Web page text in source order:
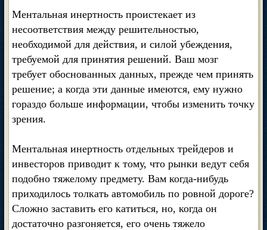
Ментальная инертность проистекает из
несоответствия между решительностью,
необходимой для действия, и силой убеждения,
требуемой для принятия решений. Ваш мозг
требует обоснованных данных, прежде чем принять
решение; а когда эти данные имеются, ему нужно
гораздо больше информации, чтобы изменить точку
зрения.
Ментальная инертность отдельных трейдеров и
инвесторов приводит к тому, что рынки ведут себя
подобно тяжелому предмету. Вам когда-нибудь
приходилось толкать автомобиль по ровной дороге?
Сложно заставить его катиться, но, когда он
достаточно разгоняется, его очень тяжело